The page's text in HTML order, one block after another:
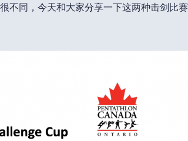
不同，今天和大家分享一下这两种击剑比赛